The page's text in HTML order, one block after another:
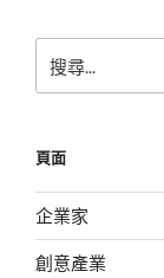
尋
字:
頁面
企業家
創意產業